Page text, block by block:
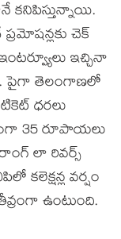
కనిపిస్తున్నాయి.
చెక్
ఇచ్చినా
పైగా తెలంగాణలో
ధరలు
35 రూపాయలు
లా రివర్స్
కలెక్షన్ల వర్షం
ఉంటుంది.